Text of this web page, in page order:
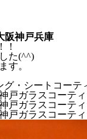
阪神戸兵庫
！
た(^^)
す。
グ・シートコー